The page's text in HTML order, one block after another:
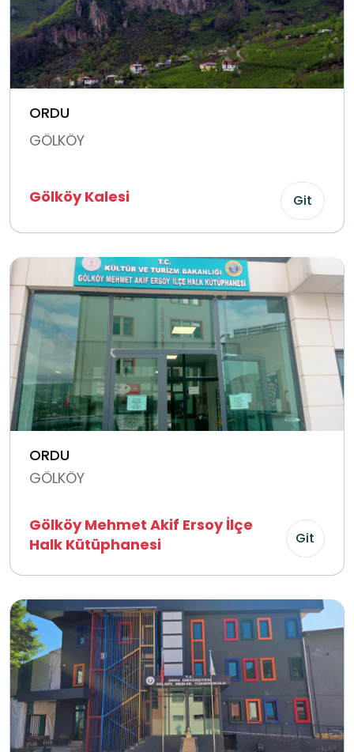
ORDU
GÖLKÖY
Gölköy Kalesi Git
ORDU
GÖLKÖY
Gölköy Mehmet Akif Ersoy İlçe
Halk Kütüphanesi
Git